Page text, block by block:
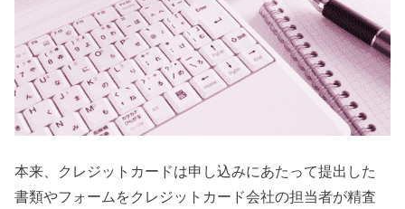
本来、クレジットカードは申し込みにあたって提出した
書類やフォームをクレジットカード会社の担当者が精査